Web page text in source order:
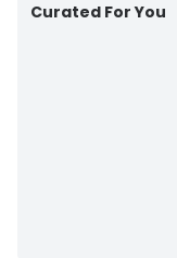
Curated For You